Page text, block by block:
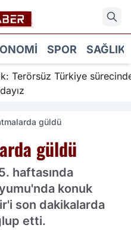
SPOR SAĞLIK
Türkiye sürecinde
güldü
güldü
haftasında
konuk
son dakikalarda
etti.